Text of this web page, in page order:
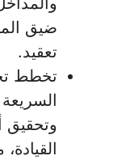
ضيق
تعقيد.
تخطط
وتحقيق